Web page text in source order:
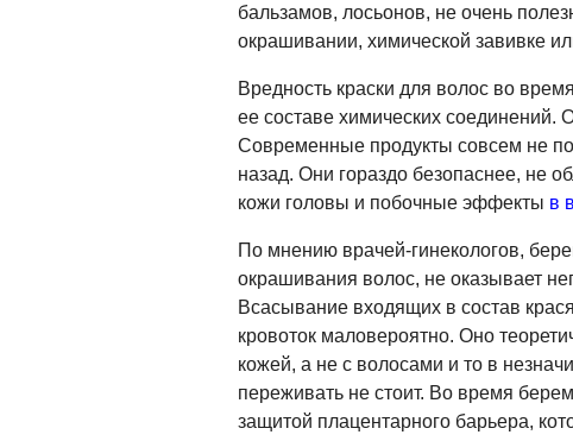
бальзамов, лосьонов, не очень
окрашивании, химической завивке
Вредность краски для волос во
ее составе химических соединений.
Современные продукты совсем не
назад. Они гораздо безопаснее, не
кожи головы и побочные эффекты в
По мнению врачей-гинекологов,
окрашивания волос, не оказывает
Всасывание входящих в состав
кровоток маловероятно. Оно
кожей, а не с волосами и то в
переживать не стоит. Во время
защитой плацентарного барьера,